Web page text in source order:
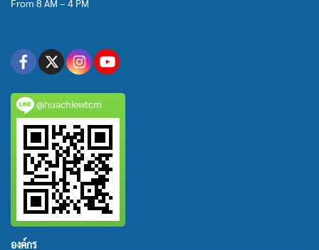
From 8 AM – 4 PM
@huachiewtcm
องค์กร